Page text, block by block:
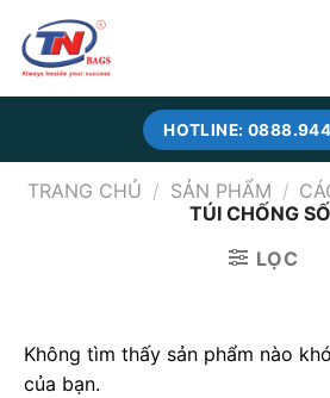
content
HOTLINE:
TRANG CHỦ / SẢN PHẨM /
TÚI CHỐNG
LỌC
Không tìm thấy sản phẩm nào
của bạn.